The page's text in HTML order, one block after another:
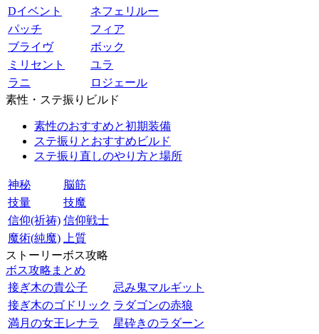
Dイベント
ネフェリルー
パッチ
フィア
ブライヴ
ボック
ミリセント
ユラ
ラニ
ロジェール
素性・ステ振りビルド
素性のおすすめと初期装備
ステ振りとおすすめビルド
ステ振り直しのやり方と場所
神秘
脳筋
技量
技魔
信仰(祈祷) 信仰戦士
魔術(純魔)
上質
ストーリーボス攻略
ボス攻略まとめ
接ぎ木の貴公子
忌み鬼マルギット
接ぎ木のゴドリック ラダゴンの赤狼
満月の女王レナラ
星砕きのラダーン